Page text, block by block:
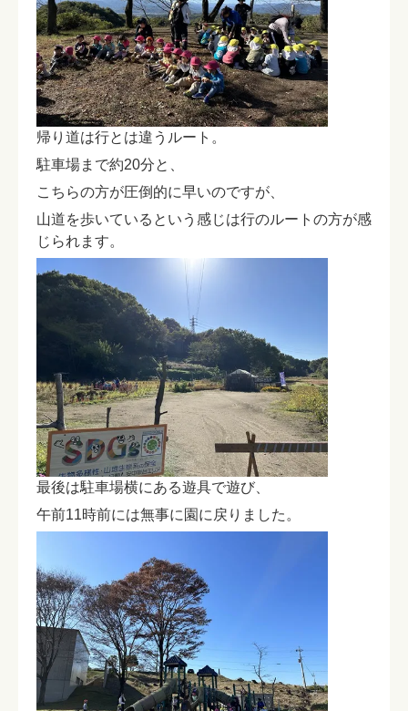
帰り道は行とは違うルート。
駐車場まで約20分と、
こちらの方が圧倒的に早いのですが、
山道を歩いているという感じは行のルートの方が感
じられます。
最後は駐車場横にある遊具で遊び、
午前11時前には無事に園に戻りました。